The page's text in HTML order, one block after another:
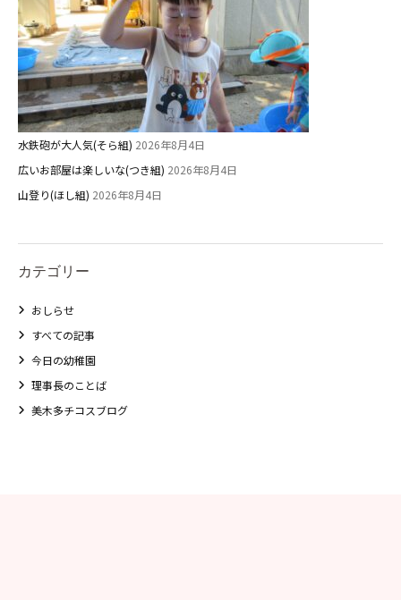
水鉄砲が大人気(そら組) 2026年8月4日
広いお部屋は楽しいな(つき組) 2026年8月4日
山登り(ほし組) 2026年8月4日
カテゴリー
おしらせ
すべての記事
今日の幼稚園
理事長のことば
美木多チコスブログ